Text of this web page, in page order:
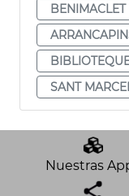
BENIMACLET
SANT
Nuestras